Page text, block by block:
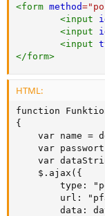
<form method="
<input
<input
<input
</form>
HTML:
function
{
var name =
var
var
    $.ajax({
type:
url:
data: